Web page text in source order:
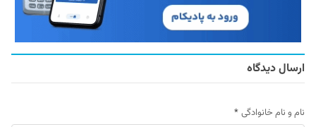
ارسال دیدگاه
نام و نام خانوادگی *